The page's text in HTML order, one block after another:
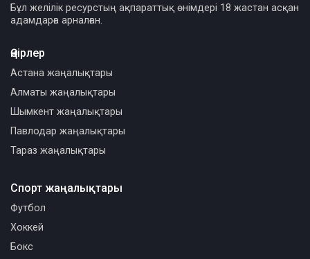
Бұл желілік ресурстың ақпараттық өнімдері 18 жастан асқан
адамдарға арналған.
Өңірлер
Астана жаңалықтары
Алматы жаңалықтары
Шымкент жаңалықтары
Павлодар жаңалықтары
Тараз жаңалықтары
Спорт жаңалықтары
Футбол
Хоккей
Бокс